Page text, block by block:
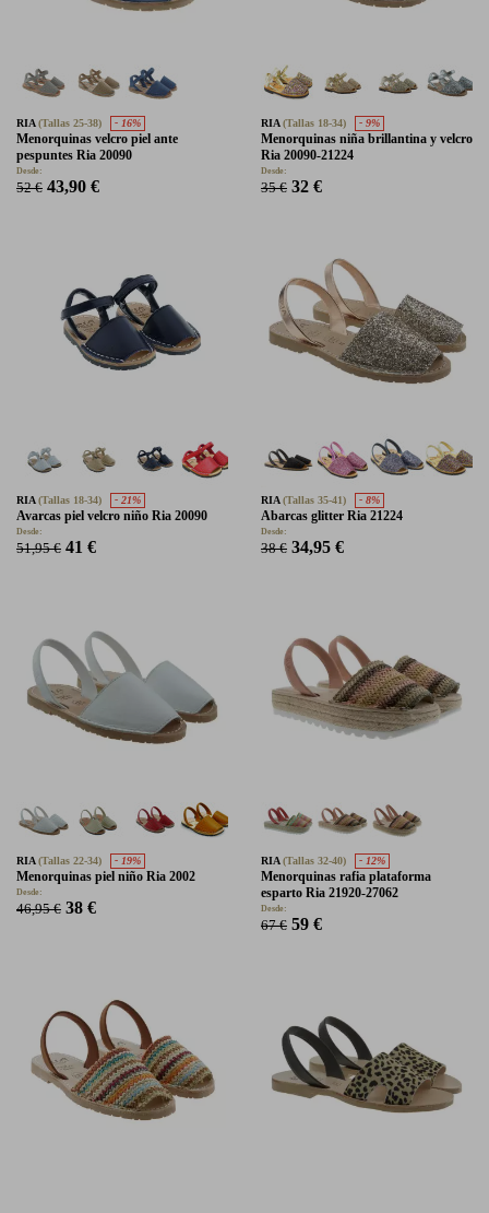
RIA(Tallas 25-38) - 16%
Menorquinas velcro piel ante
pespuntes Ria 20090
Desde:
52 € 43,90 €
RIA(Tallas 18-34) - 9%
Menorquinas niña brillantina y velcro
Ria 20090-21224
Desde:
35 € 32 €
RIA(Tallas 18-34) - 21%
Avarcas piel velcro niño Ria 20090
Desde:
51,95 € 41 €
RIA(Tallas 35-41) - 8%
Abarcas glitter Ria 21224
Desde:
38 € 34,95 €
RIA(Tallas 22-34) - 19%
Menorquinas piel niño Ria 2002
Desde:
46,95 € 38 €
RIA(Tallas 32-40) - 12%
Menorquinas rafia plataforma
esparto Ria 21920-27062
Desde:
67 € 59 €